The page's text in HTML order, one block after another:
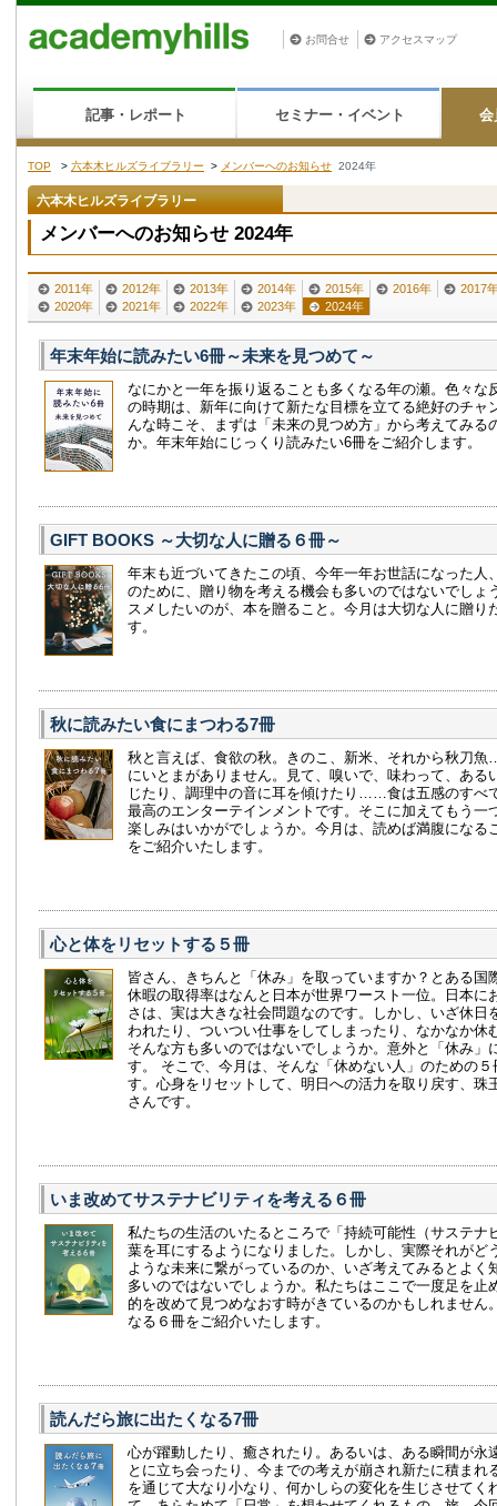
お問合せ アクセスマップ
記事・レポート セミナー・イベント 会
TOP > 六本木ヒルズライブラリー > メンバーへのお知らせ 2024年
六本木ヒルズライブラリー
メンバーへのお知らせ 2024年
2011年 2012年 2013年 2014年 2015年 2016年
2017
2020年
2021年 2022年 2023年 2024年
年末年始に読みたい6冊～未来を見つめて～
なにかと一年を振り返ることも多くなる年の瀬。色々な
の時期は、新年に向けて新たな目標を立てる絶好のチャ
んな時こそ、まずは「未来の見つめ方」から考えてみる
か。年末年始にじっくり読みたい6冊をご紹介します。
GIFT BOOKS ～大切な人に贈る６冊～
年末も近づいてきたこの頃、今年一年お世話になった人
のために、贈り物を考える機会も多いのではないでしょ
スメしたいのが、本を贈ること。今月は大切な人に贈り
す。
秋に読みたい食にまつわる7冊
秋と言えば、食欲の秋。きのこ、新米、それから秋刀
にいとまがありません。見て、嗅いで、味わって、ある
じたり、調理中の音に耳を傾けたり……食は五感のすべ
最高のエンターテインメントです。そこに加えてもう一
楽しみはいかがでしょうか。今月は、読めば満腹になる
をご紹介いたします。
心と体をリセットする５冊
皆さん、きちんと「休み」を取っていますか？とある国
休暇の取得率はなんと日本が世界ワースト一位。日本に
さは、実は大きな社会問題なのです。しかし、いざ休日
われたり、ついつい仕事をしてしまったり、なかなか
そんな方も多いのではないでしょうか。意外と「休み」
す。 そこで、今月は、そんな「休めない人」のための
す。心身をリセットして、明日への活力を取り戻す、珠
さんです。
いま改めてサステナビリティを考える６冊
私たちの生活のいたるところで「持続可能性（サステナ
葉を耳にするようになりました。しかし、実際それがど
ような未来に繋がっているのか、いざ考えてみるとよく
多いのではないでしょうか。私たちはここで一度足を止
的を改めて見つめなおす時がきているのかもしれません
なる６冊をご紹介いたします。
読んだら旅に出たくなる7冊
心が躍動したり、癒されたり。あるいは、ある瞬間が永
とに立ち会ったり、今までの考えが崩され新たに積まれ
を通じて大なり小なり、何かしらの変化を生じさせてく